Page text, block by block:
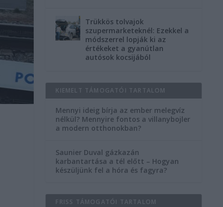
Trükkös tolvajok
szupermarketeknél: Ezekkel a
módszerrel lopják ki az
értékeket a gyanútlan
autósok kocsijából
KIEMELT TÁMOGATÓI TARTALOM
Mennyi ideig bírja az ember melegvíz
nélkül? Mennyire fontos a villanybojler
a modern otthonokban?
Saunier Duval gázkazán
karbantartása a tél előtt – Hogyan
készüljünk fel a hóra és fagyra?
FRISS TÁMOGATÓI TARTALOM